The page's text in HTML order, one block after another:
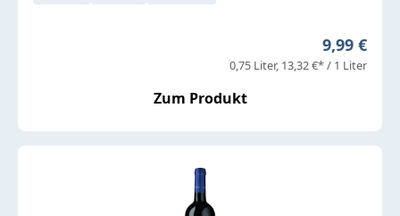
Regulärer
9,99 €
0,75 Liter 13,32 €* / 1 Liter
Zum Produkt